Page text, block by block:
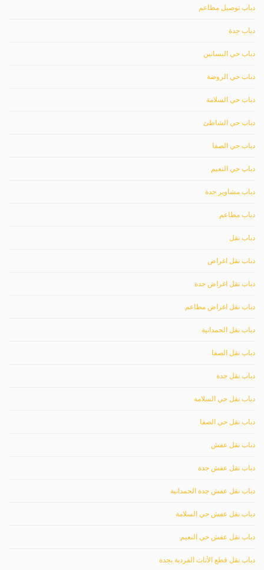
دباب توصيل مطاعم
دباب جدة
دباب حي البساتين
دباب حي الروضة
دباب حي السلامة
دباب حي الشاطئ
دباب حي الصفا
دباب حي النعيم
دباب مشاوير جدة
دباب مطاعم
دباب نقل
دباب نقل اغراض
دباب نقل اغراض جدة
دباب نقل اغراض مطاعم
دباب نقل الحمدانية
دباب نقل الصفا
دباب نقل جدة
دباب نقل حي السلامة
دباب نقل حي الصفا
دباب نقل عفش
دباب نقل عفش جدة
دباب نقل عفش جدة الحمدانية
دباب نقل عفش حي السلامة
دباب نقل عفش حي النعيم
دباب نقل قطع الأثاث الفردية بجدة